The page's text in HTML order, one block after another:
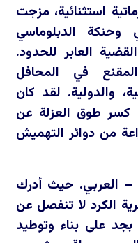
استثنائية، مزجت
وحنكة الدبلوماسي
العابر للحدود.
في المحافل
والدولية. لقد كان
كسر طوق العزلة عن
من دوائر التهميش
– العربي. حيث أدرك
الكرد لا تنفصل عن
على بناء وتوطيد